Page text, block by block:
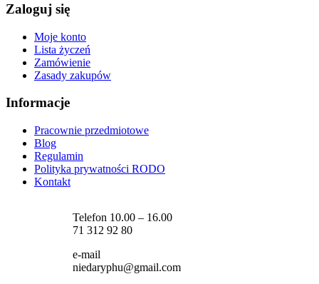
Zaloguj się
Moje konto
Lista życzeń
Zamówienie
Zasady zakupów
Informacje
Pracownie przedmiotowe
Blog
Regulamin
Polityka prywatności RODO
Kontakt
Telefon 10.00 – 16.00
71 312 92 80
e-mail
niedaryphu@gmail.com